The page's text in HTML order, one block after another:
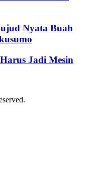
Nyata Buah
Jadi Mesin